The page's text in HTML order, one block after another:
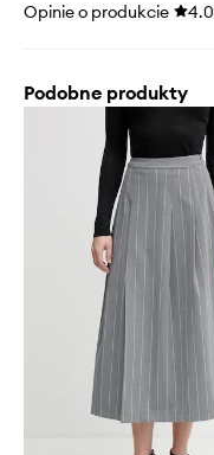
Opinie o produkcie 4.0
Podobne produkty